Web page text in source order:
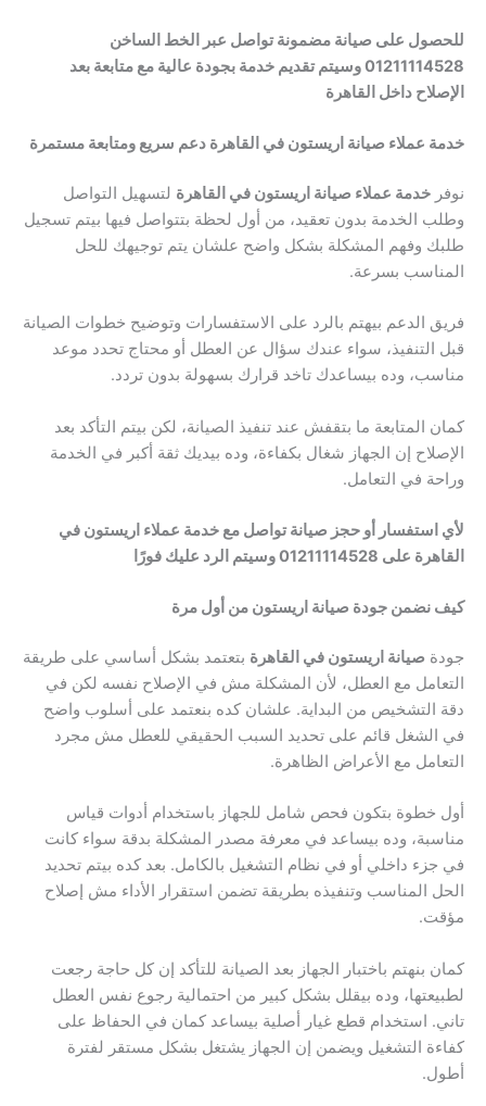
للحصول على صيانة مضمونة تواصل عبر الخط الساخن
01211114528 وسيتم تقديم خدمة بجودة عالية مع متابعة بعد
الإصلاح داخل القاهرة
خدمة عملاء صيانة اريستون في القاهرة دعم سريع ومتابعة مستمرة
نوفر خدمة عملاء صيانة اريستون في القاهرة لتسهيل التواصل
وطلب الخدمة بدون تعقيد، من أول لحظة بتتواصل فيها بيتم تسجيل
طلبك وفهم المشكلة بشكل واضح علشان يتم توجيهك للحل
المناسب بسرعة.
فريق الدعم بيهتم بالرد على الاستفسارات وتوضيح خطوات الصيانة
قبل التنفيذ، سواء عندك سؤال عن العطل أو محتاج تحدد موعد
مناسب، وده بيساعدك تاخد قرارك بسهولة بدون تردد.
كمان المتابعة ما بتقفش عند تنفيذ الصيانة، لكن بيتم التأكد بعد
الإصلاح إن الجهاز شغال بكفاءة، وده بيديك ثقة أكبر في الخدمة
وراحة في التعامل.
لأي استفسار أو حجز صيانة تواصل مع خدمة عملاء اريستون في
القاهرة على 01211114528 وسيتم الرد عليك فورًا
كيف نضمن جودة صيانة اريستون من أول مرة
جودة صيانة اريستون في القاهرة بتعتمد بشكل أساسي على طريقة
التعامل مع العطل، لأن المشكلة مش في الإصلاح نفسه لكن في
دقة التشخيص من البداية. علشان كده بنعتمد على أسلوب واضح
في الشغل قائم على تحديد السبب الحقيقي للعطل مش مجرد
التعامل مع الأعراض الظاهرة.
أول خطوة بتكون فحص شامل للجهاز باستخدام أدوات قياس
مناسبة، وده بيساعد في معرفة مصدر المشكلة بدقة سواء كانت
في جزء داخلي أو في نظام التشغيل بالكامل. بعد كده بيتم تحديد
الحل المناسب وتنفيذه بطريقة تضمن استقرار الأداء مش إصلاح
مؤقت.
كمان بنهتم باختبار الجهاز بعد الصيانة للتأكد إن كل حاجة رجعت
لطبيعتها، وده بيقلل بشكل كبير من احتمالية رجوع نفس العطل
تاني. استخدام قطع غيار أصلية بيساعد كمان في الحفاظ على
كفاءة التشغيل ويضمن إن الجهاز يشتغل بشكل مستقر لفترة
أطول.